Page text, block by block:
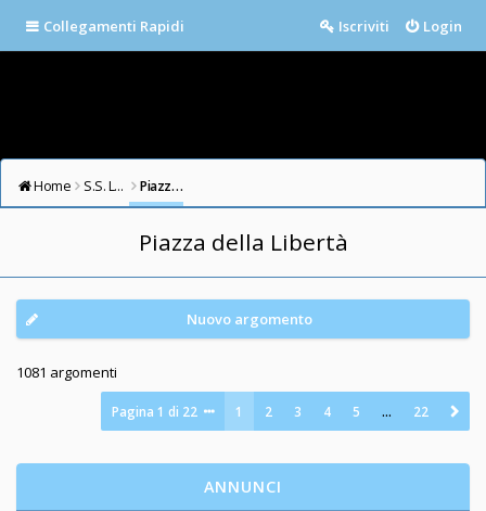
Collegamenti Rapidi Login
Iscriviti
Home S.S. LAZIO FORUM Piazza della Libertà
Piazza della Libertà
Nuovo argomento
1081 argomenti
Pagina1 di 22 1 2 3 4 5 … 22
ANNUNCI